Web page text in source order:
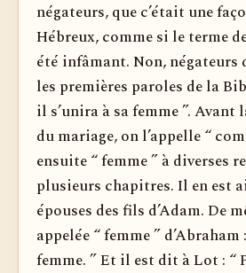
négateurs, que c’était une
Hébreux, comme si le terme
été infâmant. Non, négateurs
les premières paroles de la
il s’unira à sa femme ”.
du mariage, on l’appelle “
ensuite “ femme ” à diverses
plusieurs chapitres. Il en est
épouses des fils d’Adam. De
appelée “ femme ” d’Abraham
femme. ” Et il est dit à Lot : “